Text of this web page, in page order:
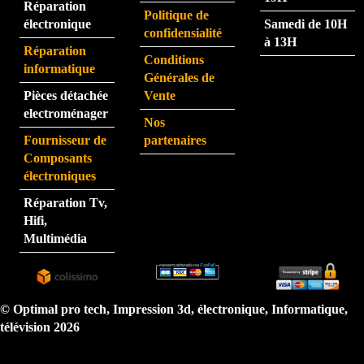
rapid
e.
pers
onne
sitez
pas.
Je
Réparation
électronique
Réparation
informatique
Pièces détachée
electroménager
Fournisseur de
Composants
électroniques
Réparation Tv,
Hifi,
Multimédia
Politique de
confidensialité
Conditions
Générales de
Vente
Nos
partenaires
Samedi de 10H
à 13H
© Optimal pro tech, Impression 3d, électronique, Informatique,
télévision 2026